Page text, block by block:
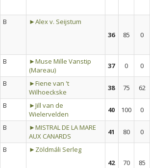
B
►Alex v. Seijstum
36
85 0
B
►Muse Mille Vanstip
(Mareau)
37 0 0
B
►Fiene van 't
Wilhoeckske
38 75 62
B
►Jill van de
Wielervelden
40 100 0
B
►MISTRAL DE LA MARE
AUX CANARDS
41 80 0
B
►Zöldmáli Serleg
42
70 85